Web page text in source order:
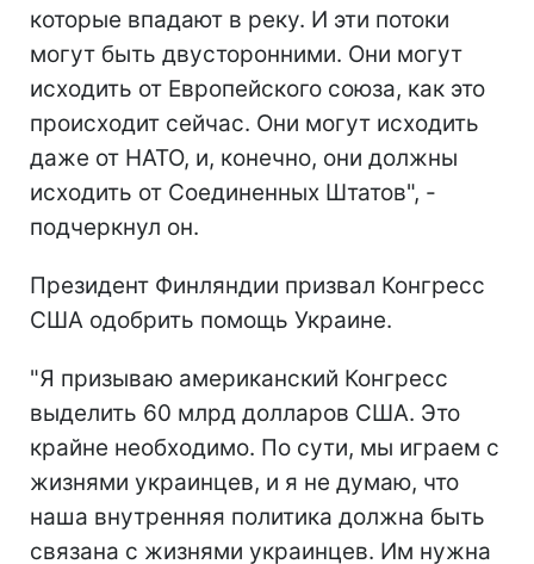
которые впадают в реку. И эти потоки
могут быть двусторонними. Они могут
исходить от Европейского союза, как это
происходит сейчас. Они могут исходить
даже от НАТО, и, конечно, они должны
исходить от Соединенных Штатов", -
подчеркнул он.
Президент Финляндии призвал Конгресс
США одобрить помощь Украине.
"Я призываю американский Конгресс
выделить 60 млрд долларов США. Это
крайне необходимо. По сути, мы играем с
жизнями украинцев, и я не думаю, что
наша внутренняя политика должна быть
связана с жизнями украинцев. Им нужна